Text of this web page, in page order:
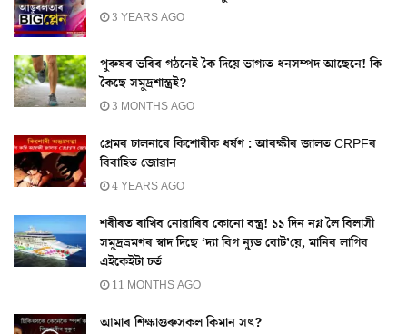
3 YEARS AGO
পুৰুষৰ ভৰিৰ গঠনেই কৈ দিয়ে ভাগ্যত ধনসম্পদ আছেনে! কি
কৈছে সমুদ্ৰশাস্ত্ৰই?
3 MONTHS AGO
প্ৰেমৰ চালনাৰে কিশোৰীক ধৰ্ষণ : আৰক্ষীৰ জালত CRPFৰ
বিবাহিত জোৱান
4 YEARS AGO
শৰীৰত ৰাখিব নোৱাৰিব কোনো বস্ত্ৰ! ১১ দিন নগ্ন লৈ বিলাসী
সমুদ্ৰভ্ৰমণৰ স্বাদ দিছে ‘দ্যা বিগ ন্যুড বোট’য়ে, মানিব লাগিব
এইকেইটা চৰ্ত
11 MONTHS AGO
আমাৰ শিক্ষাগুৰুসকল কিমান সৎ?